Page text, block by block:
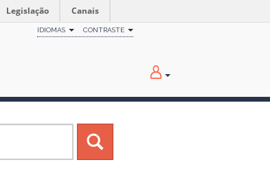
Legislação Canais
IDIOMAS CONTRASTE